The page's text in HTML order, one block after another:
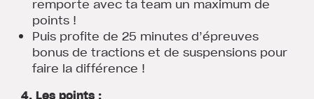
remporte avec ta team un maximum de
points !
Puis profite de 25 minutes d’épreuves
bonus de tractions et de suspensions pour
faire la différence !
4. Les points :